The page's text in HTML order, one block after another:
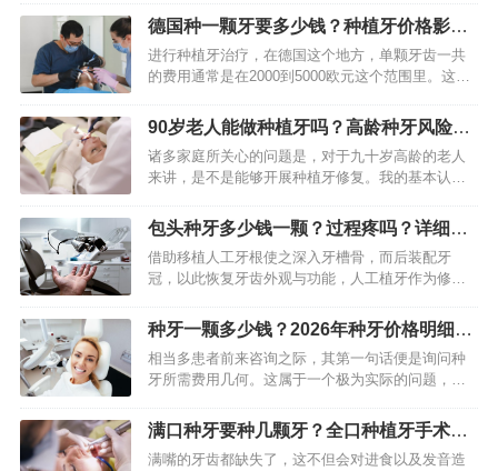
会接触大量全口缺牙的患者，他们最为关心的问题
常常是：我究竟需要种多少…
德国种一颗牙要多少钱？种植牙价格影响
因素解析
进行种植牙治疗，在德国这个地方，单颗牙齿一共
的费用通常是在2000到5000欧元这个范围里。这样
诊所所在的位置，医生拥有的经验，种植体的品
牌，还有是不是需要…
90岁老人能做种植牙吗？高龄种牙风险与
条件评估
诸多家庭所关心的问题是，对于九十岁高龄的老人
来讲，是不是能够开展种植牙修复。我的基本认知
况，重点在于老人的整体健康情形、口腔状况以及
能不能承受手术。现代口腔医…
包头种牙多少钱一颗？过程疼吗？详细解
答来了
借助移植人工牙根使之深入牙槽骨，而后装配牙
冠，以此恢复牙齿外观与功能，人工植牙作为修复
技术普及，植牙已然成为常规治疗选项，然而患者
仍需知晓关键信息方可做出明…
种牙一颗多少钱？2026年种牙价格明细
表，种植牙费用从6千到2万+都有
相当多患者前来咨询之际，其第一句话便是询问种
牙所需费用几何。这属于一个极为实际的问题，然
个综合的体系，它会受到材料、技术、医生水平以
及地区差异等多种多样因素…
满口种牙要种几颗牙？全口种植牙手术时
间与费用解析
满嘴的牙齿都缺失了，这不但会对进食以及发音造